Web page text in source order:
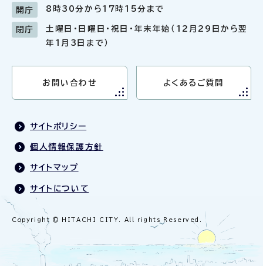
開庁 8時30分から17時15分まで
閉庁
土曜日・日曜日・祝日・年末年始（12月29日から翌
年1月3日まで）
お問い合わせ よくあるご質問
サイトポリシー
個人情報保護方針
サイトマップ
サイトについて
Copyright © HITACHI CITY. All rights Reserved.